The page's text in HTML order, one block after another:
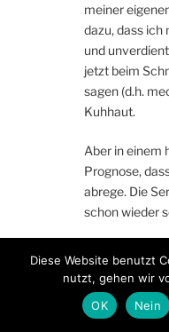
meiner
dazu, dass ich
und
jetzt beim
sagen (d.h.
Kuhhaut.
Aber in einem
Prognose,
abrege. Die
schon wieder
Michael
Diese Website benutzt
nutzt, gehen wir
OK
Nein